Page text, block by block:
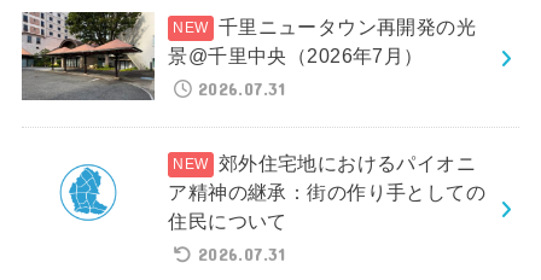
千里ニュータウン再開発の光
景@千里中央（2026年7月）
2026.07.31
郊外住宅地におけるパイオニ
ア精神の継承：街の作り手としての
住民について
2026.07.31